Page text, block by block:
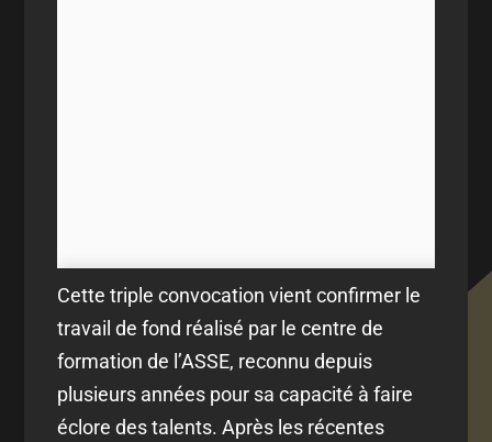
Cette triple convocation vient confirmer le
travail de fond réalisé par le centre de
formation de l’ASSE, reconnu depuis
plusieurs années pour sa capacité à faire
éclore des talents. Après les récentes